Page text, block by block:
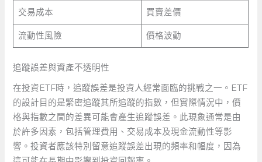
交易成本 買賣差價
流動性風險 價格波動
追蹤誤差與資產不透明性
在投資ETF時，追蹤誤差是投資人經常面臨的挑戰之一。ETF
的設計目的是緊密追蹤其所追蹤的指數，但實際情況中，價
格與指數之間的差異可能會產生追蹤誤差。此現象通常是由
於許多因素，包括管理費用、交易成本及現金流動性等影
響。投資者應該特別留意追蹤誤差出現的頻率和幅度，因為